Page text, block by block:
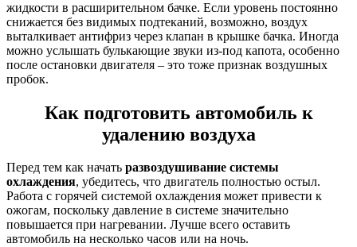
жидкости в расширительном бачке. Если уровень постоянно
снижается без видимых подтеканий, возможно, воздух
выталкивает антифриз через клапан в крышке бачка. Иногда
можно услышать булькающие звуки из-под капота, особенно
после остановки двигателя – это тоже признак воздушных
пробок.
Как подготовить автомобиль к
удалению воздуха
Перед тем как начать развоздушивание системы
охлаждения, убедитесь, что двигатель полностью остыл.
Работа с горячей системой охлаждения может привести к
ожогам, поскольку давление в системе значительно
повышается при нагревании. Лучше всего оставить
автомобиль на несколько часов или на ночь.